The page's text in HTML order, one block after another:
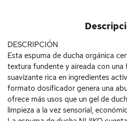
DESCRIPCIÓN
Esta espuma de ducha orgánica
textura fundente y aireada con
suavizante rica en ingredientes
formato dosificador genera una
ofrece más usos que un gel de
limpieza a la vez sensorial,